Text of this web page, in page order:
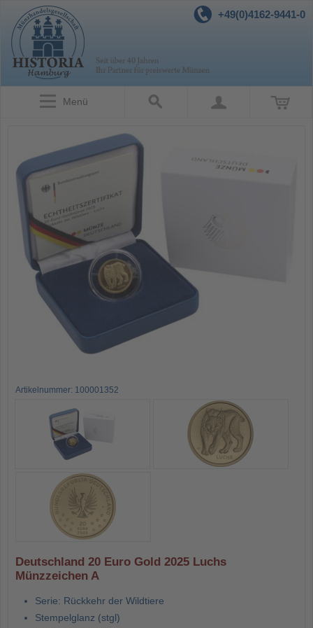
+49(0)4162-9441-0
Menü
Artikelnummer: 100001352
Deutschland 20 Euro Gold 2025 Luchs
Münzzeichen A
Serie: Rückkehr der Wildtiere
Stempelglanz (stgl)